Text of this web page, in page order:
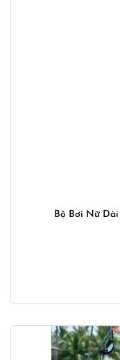
Bộ Bơi Nữ